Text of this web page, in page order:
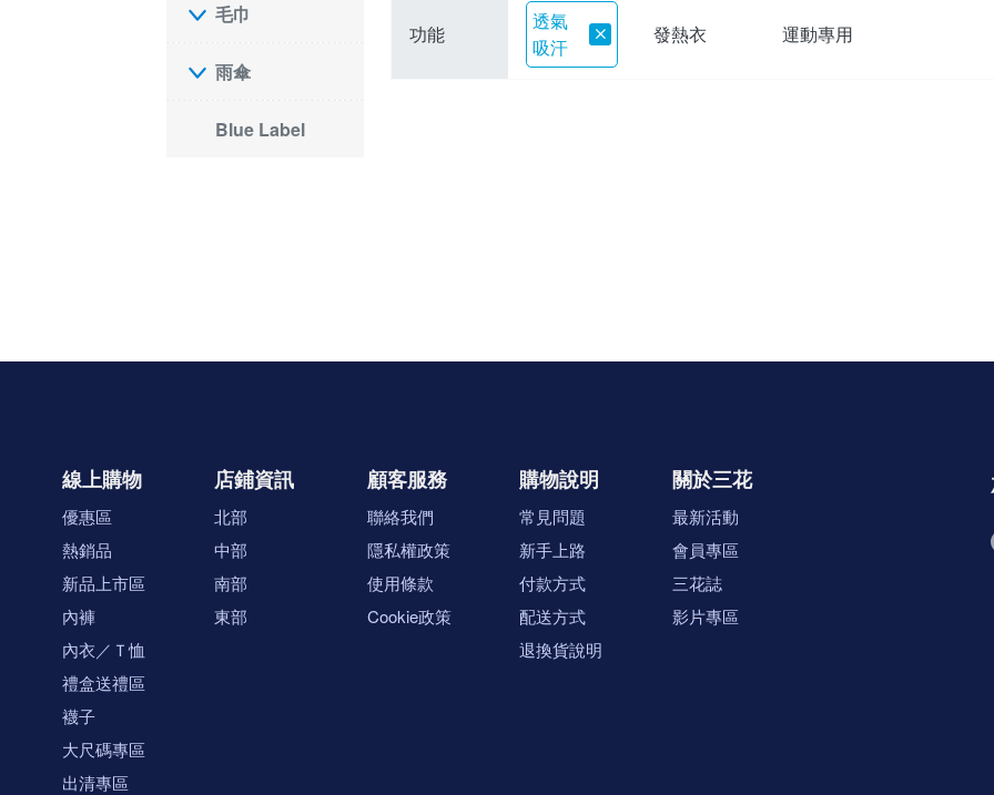
毛巾
雨傘
Blue Label
功能
透氣
吸汗
發熱衣 運動專用
線上購物
優惠區
熱銷品
新品上市區
內褲
內衣／Ｔ恤
禮盒送禮區
襪子
大尺碼專區
出清專區
店鋪資訊
北部
中部
南部
東部
顧客服務
聯絡我們
隱私權政策
使用條款
Cookie政策
購物說明
常見問題
新手上路
付款方式
配送方式
退換貨說明
關於三花
最新活動
會員專區
三花誌
影片專區